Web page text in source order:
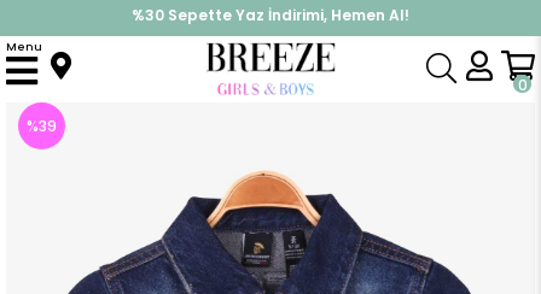
%30 Sepette Yaz İndirimi, Hemen Al!
İndirimlere ek %10 İndirimi Kap, Hemen Üye Ol!
0
Menu
Anasayfa Üst Giyim Ceket Çocuk Kot Ceket Baskılı Nakşılı Koyu Mavi (8 Yaş)
%39